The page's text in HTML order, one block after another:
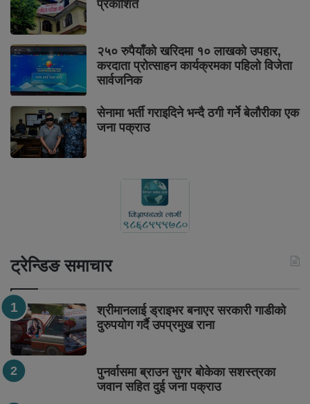
प्रकाशित
२५० रुपैयाँको खरिदमा १० लाखको उपहार,
करदाता प्रोत्साहन कार्यक्रमका पहिलो विजेता
सार्वजनिक
सेनामा भर्ती गराइदिने भन्दै ठगी गर्ने बेलौरीका एक
जना पक्राउ
ट्रेन्डिङ समाचार
श्रीमानलाई ड्राइभर बनाएर सरकारी गाडीको
दुरुपयोग गर्दै उपप्रमुख राना
पुनर्वासमा ब्राउन सुगर बोकेका सशस्त्रका
जवान सहित दुई जना पक्राउ